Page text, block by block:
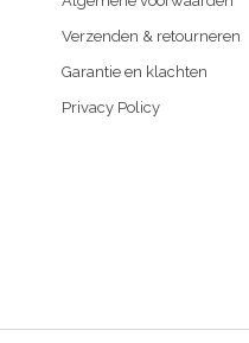
Verzenden & retourneren
Garantie en klachten
Privacy Policy